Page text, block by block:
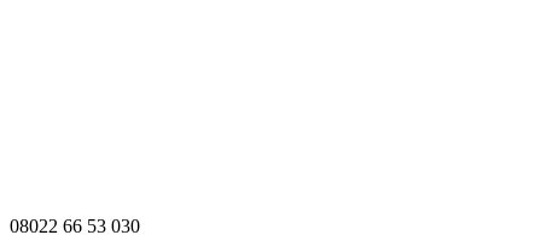
08022 66 53 030